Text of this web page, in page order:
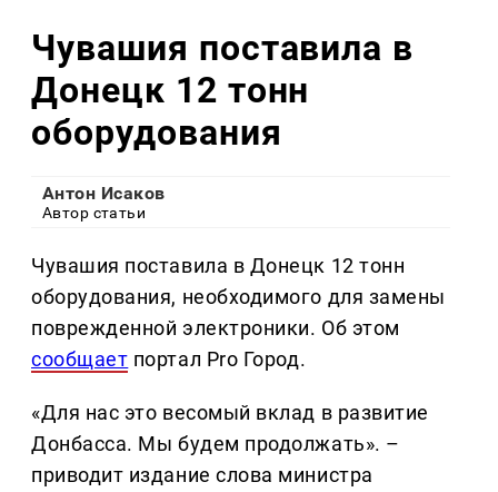
Чувашия поставила в
Донецк 12 тонн
оборудования
Антон Исаков
Автор статьи
Чувашия поставила в Донецк 12 тонн
оборудования, необходимого для замены
поврежденной электроники. Об этом
сообщает портал Pro Город.
«Для нас это весомый вклад в развитие
Донбасса. Мы будем продолжать». –
приводит издание слова министра